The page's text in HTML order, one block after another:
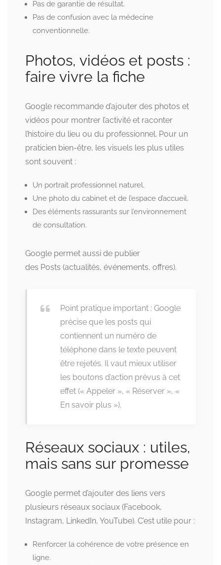
Pas de garantie de résultat.
Pas de confusion avec la médecine
conventionnelle.
Photos, vidéos et posts :
faire vivre la fiche
Google recommande d’ajouter des photos et
vidéos pour montrer l’activité et raconter
l’histoire du lieu ou du professionnel. Pour un
praticien bien-être, les visuels les plus utiles
sont souvent :
Un portrait professionnel naturel.
Une photo du cabinet et de l’espace d’accueil.
Des éléments rassurants sur l’environnement
de consultation.
Google permet aussi de publier
des Posts (actualités, événements, offres).
Point pratique important : Google
précise que les posts qui
contiennent un numéro de
téléphone dans le texte peuvent
être rejetés. Il vaut mieux utiliser
les boutons d’action prévus à cet
effet (« Appeler », « Réserver », «
En savoir plus »).
Réseaux sociaux : utiles,
mais sans sur promesse
Google permet d’ajouter des liens vers
plusieurs réseaux sociaux (Facebook,
Instagram, LinkedIn, YouTube). C’est utile pour :
Renforcer la cohérence de votre présence en
ligne.